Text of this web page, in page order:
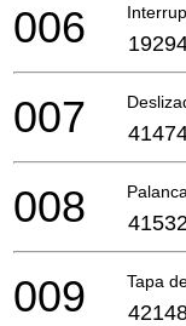
006
007
008
Tapa
009